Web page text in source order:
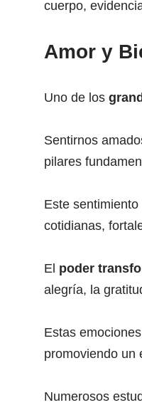
cuerpo,
Amor y
Uno de los
Sentirnos
pilares
Este
cotidianas,
El poder
alegría, la
Estas
promoviendo un
Numerosos